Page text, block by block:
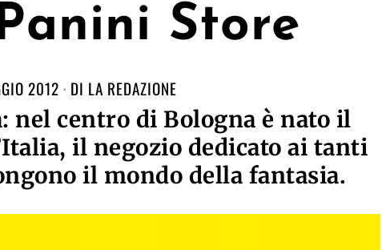
Store
2012 DI LA REDAZIONE
nel centro di Bologna è nato il
il negozio dedicato ai tanti
il mondo della fantasia.